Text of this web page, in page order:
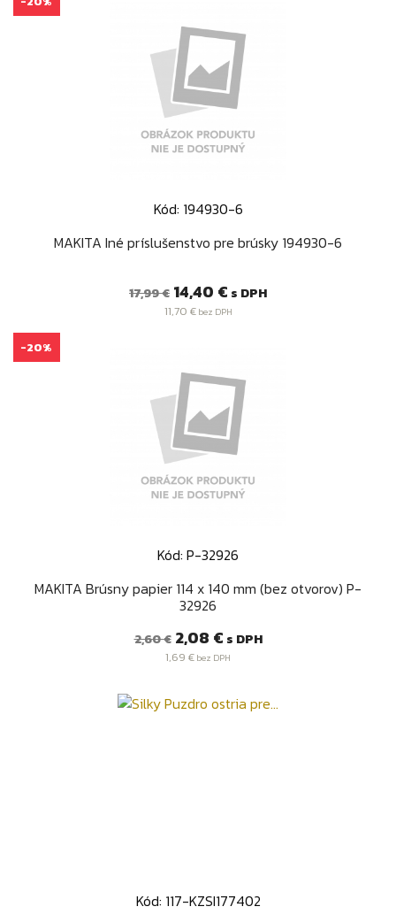
Kód: 194930-6
MAKITA Iné príslušenstvo pre brúsky 194930-6
Bežná
cena
17,99 € Cena
14,40 € s DPH
11,70 €bez DPH
Kód: P-32926
MAKITA Brúsny papier 114 x 140 mm (bez otvorov) P-
32926
Bežná
cena
2,60 € Cena
2,08 € s DPH
1,69 € bez DPH
-20%
Kód: 117-KZSI177402